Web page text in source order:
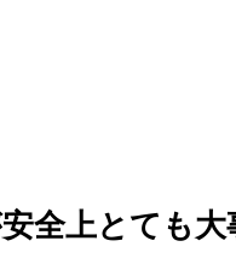
全上とても大